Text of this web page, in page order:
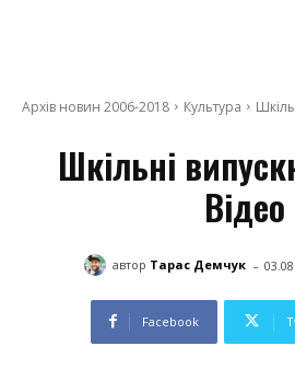
Архів новин 2006-2018 Культура
Шкільні
Відео
автор Тарас Демчук -
Facebook